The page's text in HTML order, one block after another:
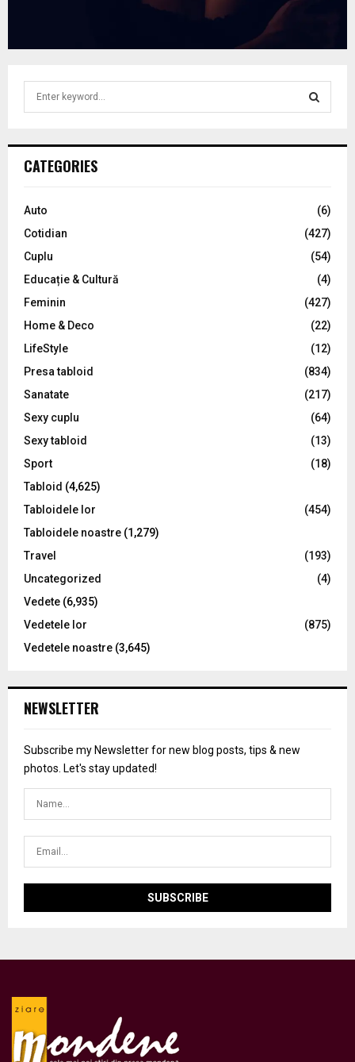
h
o
:
C
CATEGORIES
Auto
(6)
Cotidian
(427)
Cuplu
(54)
Educație & Cultură
(4)
Feminin
(427)
Home & Deco
(22)
LifeStyle
(12)
Presa tabloid
(834)
Sanatate
(217)
Sexy cuplu
(64)
Sexy tabloid
(13)
Sport
(18)
Tabloid (4,625)
Tabloidele lor
(454)
Tabloidele noastre (1,279)
Travel
(193)
Uncategorized
(4)
Vedete (6,935)
Vedetele lor
(875)
Vedetele noastre (3,645)
NEWSLETTER
Subscribe my Newsletter for new blog posts, tips & new
photos. Let's stay updated!